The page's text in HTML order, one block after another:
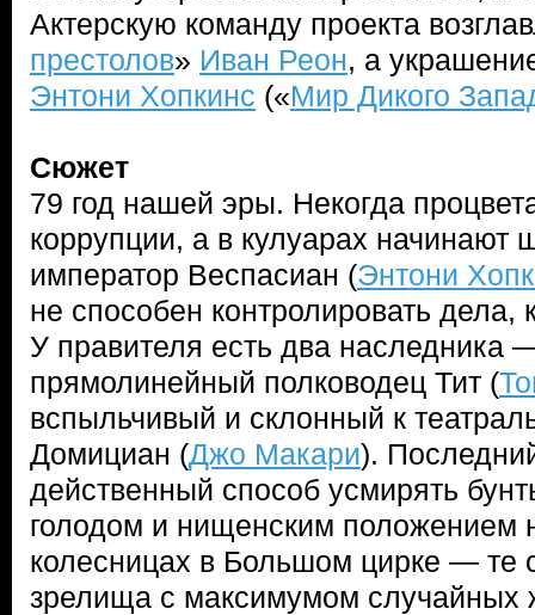
Актерскую команду проекта
престолов» Иван Реон, а
Энтони Хопкинс («Мир Дикого
Сюжет
79 год нашей эры. Некогда
коррупции, а в кулуарах начинают
император Веспасиан (Энтони
не способен контролировать
У правителя есть два наследника
прямолинейный полководец Тит (
вспыльчивый и склонный к
Домициан (Джо Макари).
действенный способ усмирять
голодом и нищенским положением
колесницах в Большом цирке — те
зрелища с максимумом случайных